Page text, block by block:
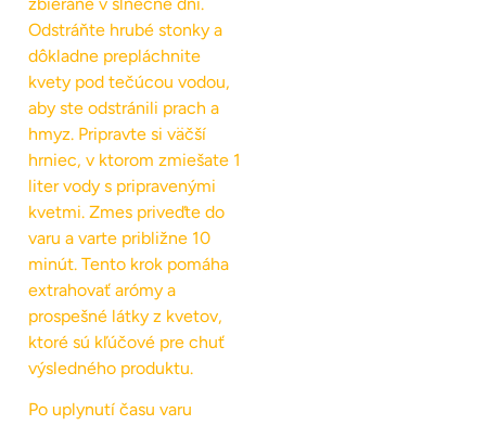
Odstráňte hrubé stonky a
dôkladne prepláchnite
kvety pod tečúcou vodou,
aby ste odstránili prach a
hmyz. Pripravte si väčší
hrniec, v ktorom zmiešate 1
liter vody s pripravenými
kvetmi. Zmes priveďte do
varu a varte približne 10
minút. Tento krok pomáha
extrahovať arómy a
prospešné látky z kvetov,
ktoré sú kľúčové pre chuť
výsledného produktu.
Po uplynutí času varu